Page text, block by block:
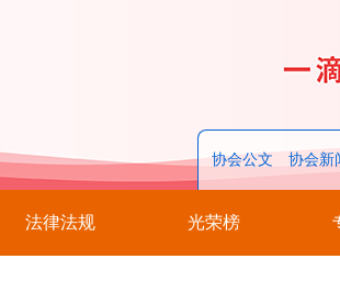
协会公文 协会新
法律法规 光荣榜